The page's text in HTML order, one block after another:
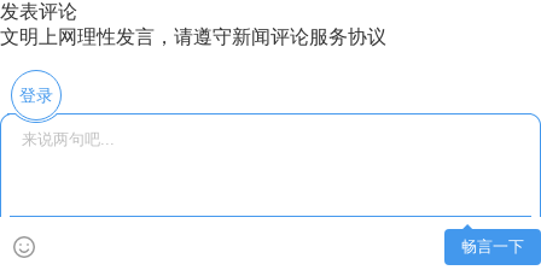
发表评论
文明上网理性发言，请遵守新闻评论服务协议
登录
畅言一下